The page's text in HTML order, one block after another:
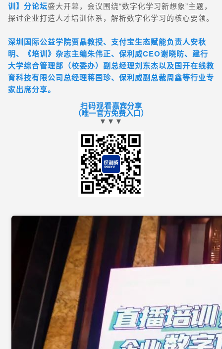
训】分论坛盛大开幕，会议围绕“数字化学习新想象”主题，
探讨企业打造人才培训体系，解析数字化学习的核心要领。
深圳国际公益学院贾晶教授、支付宝生态赋能负责人安秋
明、《培训》杂志主编朱伟正、保利威CEO谢晓昉、建行
大学综合管理部（校委办）副总经理刘东杰以及国开在线教
育科技有限公司总经理蒋国珍、保利威副总裁周鑫等行业专
家出席分享。
扫码观看嘉宾分享
（唯一官方免费入口）
▼▼▼